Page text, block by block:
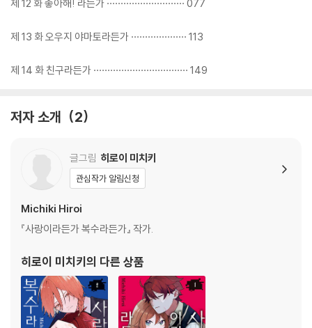
제 12 화 좋아해! 라든가 ···························· 077
제 13 화 오우지 야마토라든가 ···················· 113
제 14 화 친구라든가 ·································· 149
저자 소개 2
글그림 히로이 미치키
관심작가 알림신청
Michiki Hiroi
『사랑이라든가 복수라든가』 작가.
히로이 미치키 의 다른 상품